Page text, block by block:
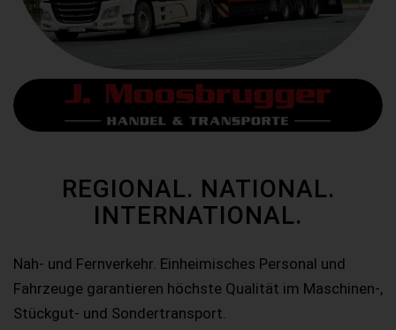
REGIONAL. NATIONAL.
INTERNATIONAL.
Nah- und Fernverkehr. Einheimisches Personal und
Fahrzeuge garantieren höchste Qualität im Maschinen-,
Stückgut- und Sondertransport.